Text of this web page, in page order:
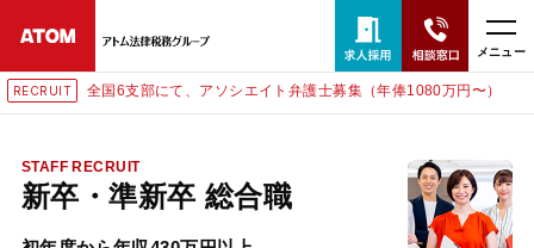
メニュー
RECRUIT 全国6支部にて、アソシエイト弁護士募集（年俸1080万円〜）
STAFF RECRUIT
新卒・準新卒 総合職
24時間365日全国対応
無料相談窓口はこちら
電話・LINE・メールで相談予約受付中